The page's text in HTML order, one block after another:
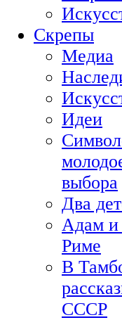
Скрепы
Медиа
Идеи
выбора
Два
Адам и
Риме
В
СССР